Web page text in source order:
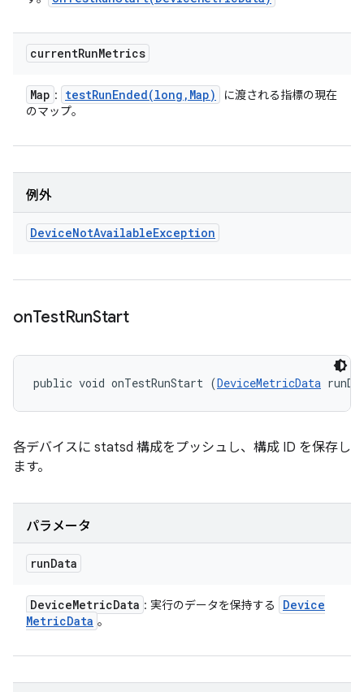
currentRunMetrics
Map : testRunEnded(long , Map)
に渡される指標の現在
のマップ。
例外
DeviceNotAvailableException
onTestRunStart
public void onTestRunStart (DeviceMetricData
各デバイスに statsd 構成をプッシュし、構成 ID を保存し
ます。
パラメータ
runData
DeviceMetricData : 実行のデータを保持する
Device
MetricData 。